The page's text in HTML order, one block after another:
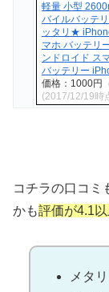
軽量 小型
バイルバッテ
ッタリ★
マホ バッテリ
ンドロイド ス
バッテリー
価格：1000円
(2017/12/19時
コチラの口コミ
かも評価が4.1以
メタ